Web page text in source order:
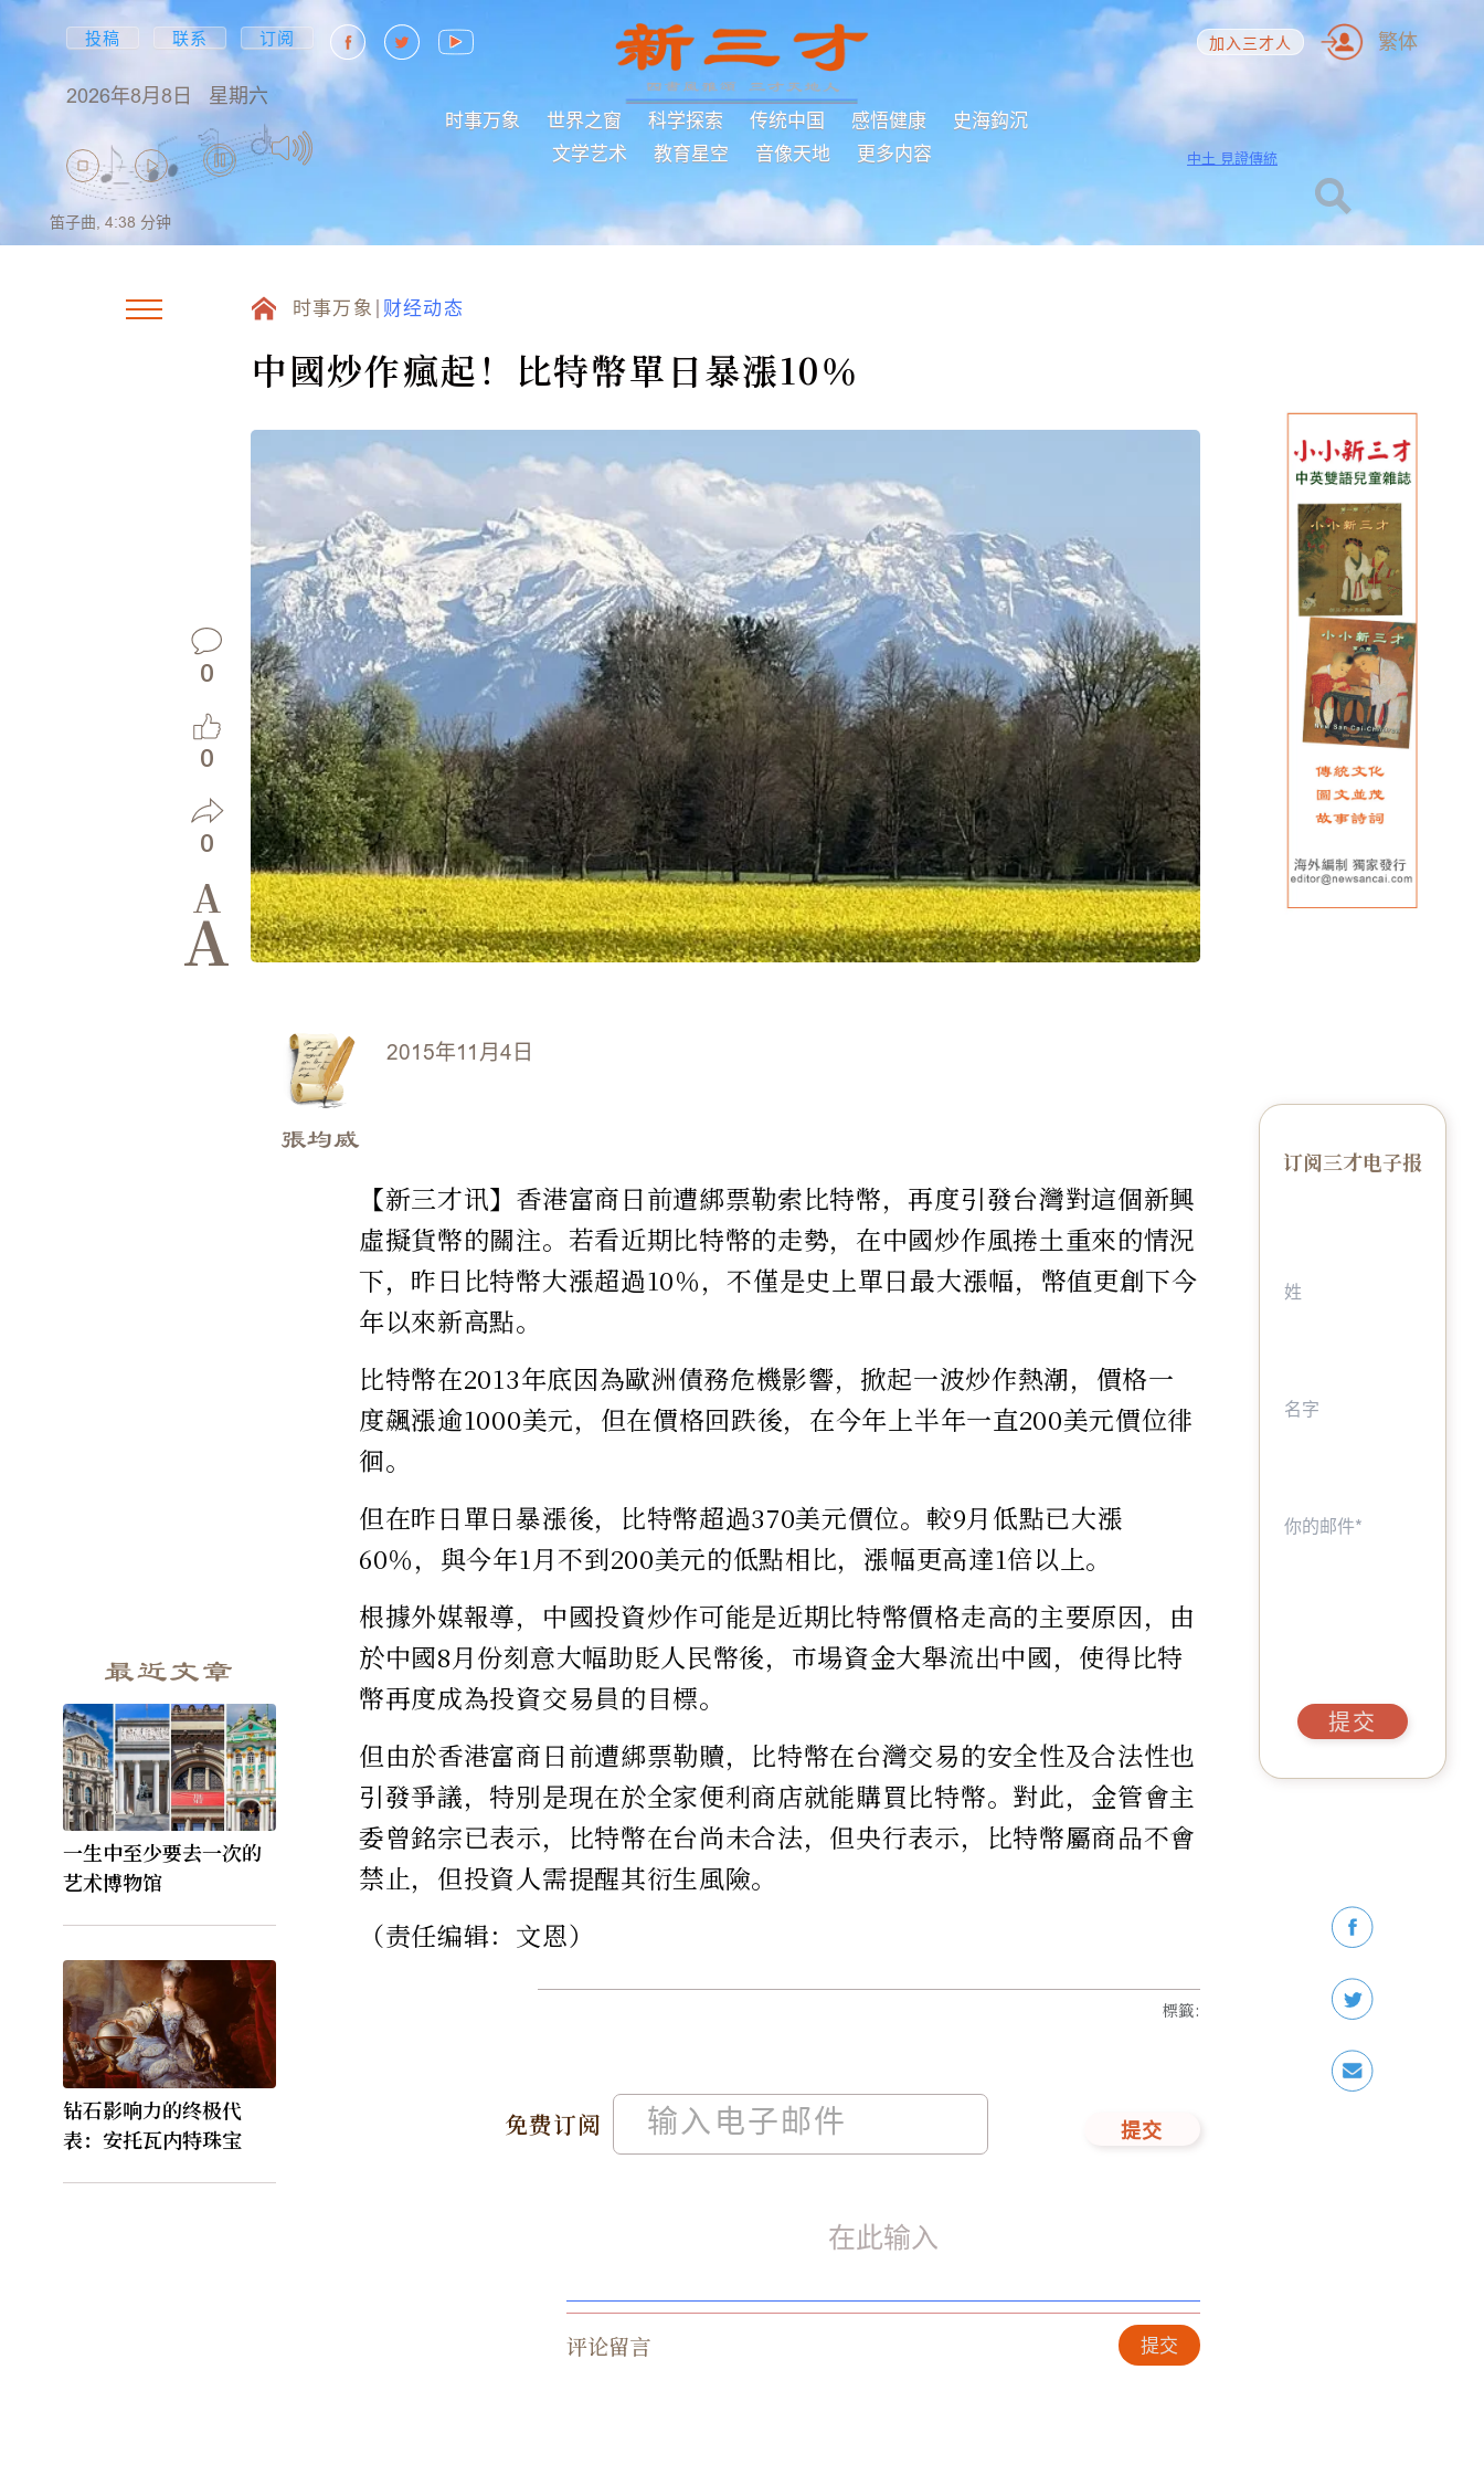
投稿 联系 订阅
2026年8月8日 星期六
时事万象 世界之窗 科学探索 传统中国 感悟健康
史海鈎沉
文学艺术
教育星空 音像天地 更多内容
加入三才人 繁体
中土 見證傳統
笛子曲, 4:38 分钟
时事万象 财经动态
中國炒作瘋起！比特幣單日暴漲10％
0
0
0
A
A
最近文章
一生中至少要去一次的
艺术博物馆
钻石影响力的终极代
表：安托瓦内特珠宝
2015年11月4日
張均威
【新三才讯】香港富商日前遭綁票勒索比特幣，再度引發台灣對這個新興
虛擬貨幣的關注。若看近期比特幣的走勢，在中國炒作風捲土重來的情況
下，昨日比特幣大漲超過10％，不僅是史上單日最大漲幅，幣值更創下今
年以來新高點。
比特幣在2013年底因為歐洲債務危機影響，掀起一波炒作熱潮，價格一
度飆漲逾1000美元，但在價格回跌後，在今年上半年一直200美元價位徘
徊。
但在昨日單日暴漲後，比特幣超過370美元價位。較9月低點已大漲
60％，與今年1月不到200美元的低點相比，漲幅更高達1倍以上。
根據外媒報導，中國投資炒作可能是近期比特幣價格走高的主要原因，由
於中國8月份刻意大幅助貶人民幣後，市場資金大舉流出中國，使得比特
幣再度成為投資交易員的目標。
但由於香港富商日前遭綁票勒贖，比特幣在台灣交易的安全性及合法性也
引發爭議，特別是現在於全家便利商店就能購買比特幣。對此，金管會主
委曾銘宗已表示，比特幣在台尚未合法，但央行表示，比特幣屬商品不會
禁止，但投資人需提醒其衍生風險。
（责任编辑：文恩）
免费订阅 提交
標籤:
评论留言 提交
订阅三才电子报
提交